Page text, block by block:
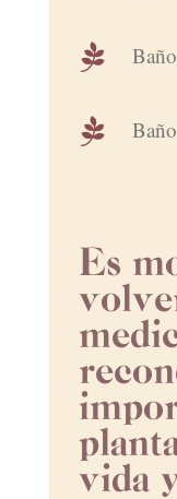


Es
vida